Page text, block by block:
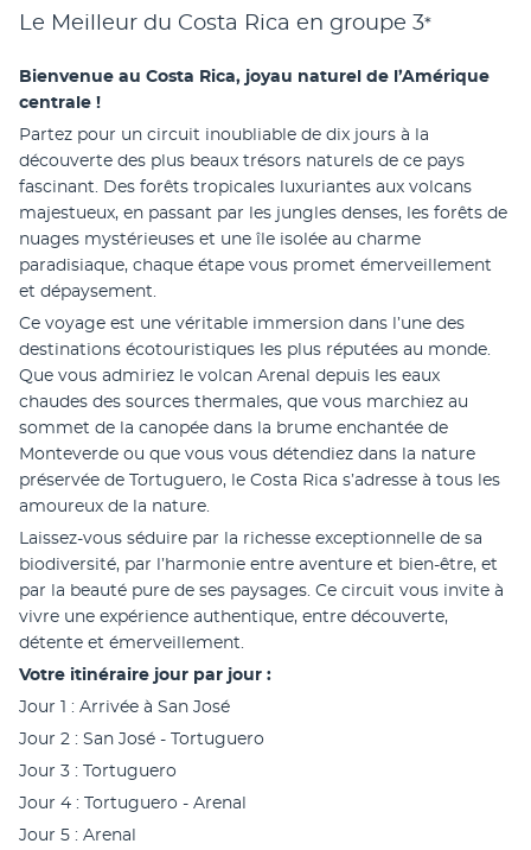
Le Meilleur du Costa Rica en groupe 3*
Bienvenue au Costa Rica, joyau naturel de l’Amérique
centrale !
Partez pour un circuit inoubliable de dix jours à la
découverte des plus beaux trésors naturels de ce pays
fascinant. Des forêts tropicales luxuriantes aux volcans
majestueux, en passant par les jungles denses, les forêts de
nuages mystérieuses et une île isolée au charme
paradisiaque, chaque étape vous promet émerveillement
et dépaysement.
Ce voyage est une véritable immersion dans l’une des
destinations écotouristiques les plus réputées au monde.
Que vous admiriez le volcan Arenal depuis les eaux
chaudes des sources thermales, que vous marchiez au
sommet de la canopée dans la brume enchantée de
Monteverde ou que vous vous détendiez dans la nature
préservée de Tortuguero, le Costa Rica s’adresse à tous les
amoureux de la nature.
Laissez-vous séduire par la richesse exceptionnelle de sa
biodiversité, par l’harmonie entre aventure et bien-être, et
par la beauté pure de ses paysages. Ce circuit vous invite à
vivre une expérience authentique, entre découverte,
détente et émerveillement.
Votre itinéraire jour par jour :
Jour 1 : Arrivée à San José
Jour 2 : San José - Tortuguero
Jour 3 : Tortuguero
Jour 4 : Tortuguero - Arenal
Jour 5 : Arenal